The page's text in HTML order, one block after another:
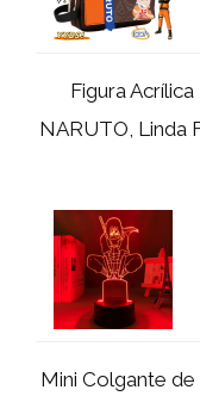
Figura
NARUTO, Linda
Mini Colgante